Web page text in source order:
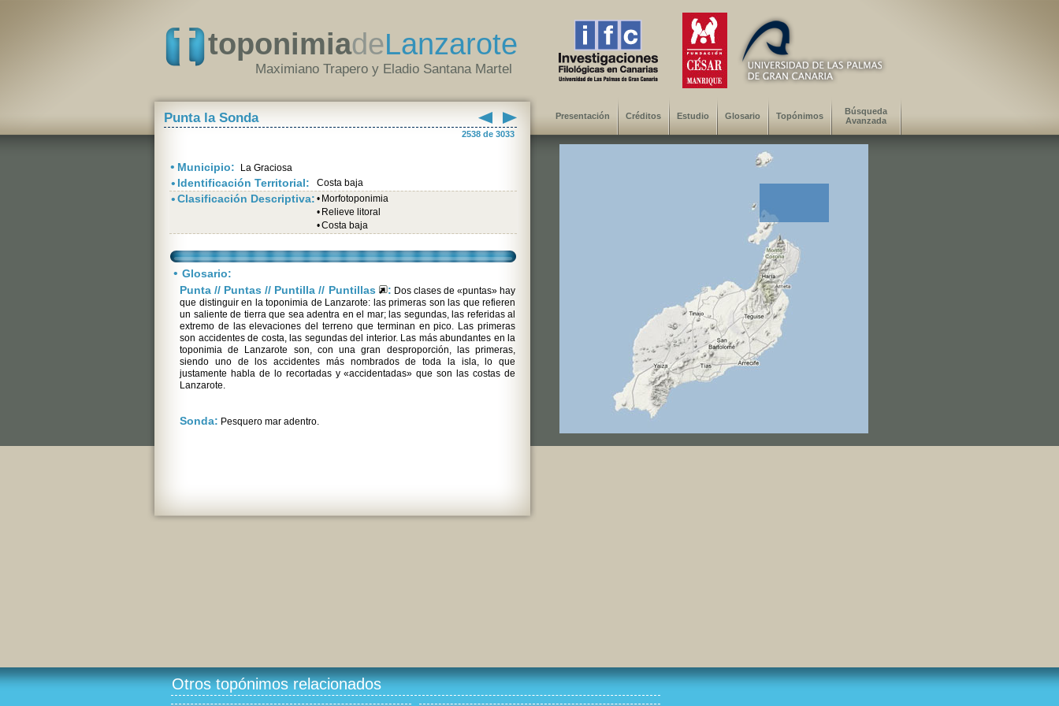
toponimiadeLanzarote
Maximiano Trapero y Eladio Santana Martel
Punta la Sonda
2538 de 3033
• Municipio: La Graciosa
• Identificación Territorial: Costa baja
•Clasificación Descriptiva: • Morfotoponimia
• Relieve litoral
•Costa baja
• Glosario:
Punta // Puntas // Puntilla // Puntillas
: Dos clases de «puntas» hay
que distinguir en la toponimia de Lanzarote: las primeras son las que refieren
un saliente de tierra que sea adentra en el mar; las segundas, las referidas al
extremo de las elevaciones del terreno que terminan en pico. Las primeras
son accidentes de costa, las segundas del interior. Las más abundantes en la
toponimia de Lanzarote son, con una gran desproporción, las primeras,
siendo uno de los accidentes más nombrados de toda la isla, lo que
justamente habla de lo recortadas y «accidentadas» que son las costas de
Lanzarote.
Sonda: Pesquero mar adentro.
Presentación Créditos Estudio Glosario Topónimos
Búsqueda
Avanzada
Otros topónimos relacionados